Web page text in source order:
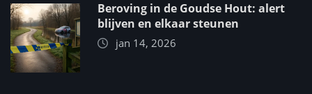
Beroving in de Goudse Hout: alert
blijven en elkaar steunen
jan 14, 2026